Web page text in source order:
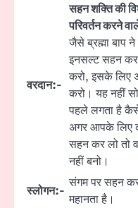
वरदान:-
सहन शक्ति की
परिवर्तन करने
जैसे ब्रह्मा बाप ने
इनसल्ट सहन कर
करो, इसके लिए
करो। यह नहीं
पहले लगता है
अगर आपके लिए
सहन कर लो तो
नहीं बनो।
स्लोगन:-
संगम पर सहन
महानता है।